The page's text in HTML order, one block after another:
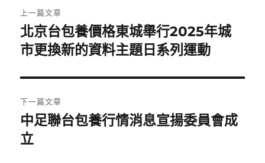
章
導
覽
上一篇文章
上
一
文
章:
北京台包養價格東城舉行2025年城
市更換新的資料主題日系列運動
下一篇文章
下
一
中足聯台包養行情消息宣揚委員會成
立